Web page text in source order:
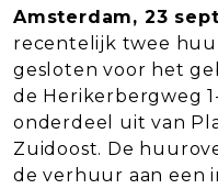
Amsterdam, 23
recentelijk twee
gesloten voor het
de Herikerbergweg
onderdeel uit van
Zuidoost. De
de verhuur aan een